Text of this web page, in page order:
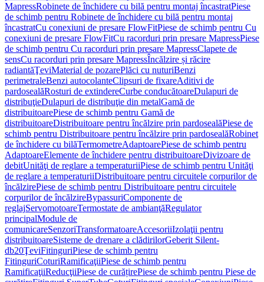
MapressRobinete de închidere cu bilă pentru montaj încastratPiese
de schimb pentru Robinete de închidere cu bilă pentru montaj
încastratCu conexiuni de presare FlowFitPiese de schimb pentru Cu
conexiuni de presare FlowFitCu racorduri prin presare MapressPiese
de schimb pentru Cu racorduri prin presare MapressClapete de
sensCu racorduri prin presare MapressÎncălzire și răcire
radiantăŢeviMaterial de pozarePlăci cu nuturiBenzi
perimetraleBenzi autocolanteClipsuri de fixareAditivi de
pardosealăRosturi de extindereCurbe conducătoareDulapuri de
distribuţieDulapuri de distribuţie din metalGamă de
distribuitoarePiese de schimb pentru Gamă de
distribuitoareDistribuitoare pentru încălzire prin pardosealăPiese de
schimb pentru Distribuitoare pentru încălzire prin pardosealăRobinet
de închidere cu bilăTermometreAdaptoarePiese de schimb pentru
AdaptoareElemente de închidere pentru distribuitoareDivizoare de
debitUnităţi de reglare a temperaturiiPiese de schimb pentru Unităţi
de reglare a temperaturiiDistribuitoare pentru circuitele corpurilor de
încălzirePiese de schimb pentru Distribuitoare pentru circuitele
corpurilor de încălzireBypassuriComponente de
reglajServomotoareTermostate de ambianţăRegulator
principalModule de
comunicareSenzoriTransformatoareAccesoriiIzolaţii pentru
distribuitoareSisteme de drenare a clădirilorGeberit Silent-
db20ŢeviFitinguriPiese de schimb pentru
FitinguriCoturiRamificaţiiPiese de schimb pentru
RamificaţiiReducţiiPiese de curățirePiese de schimb pentru Piese de